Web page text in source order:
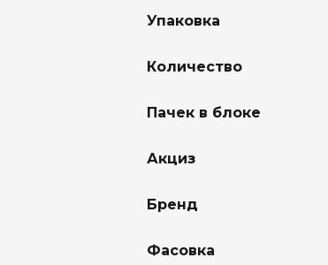
Упаковка
Количество
Пачек в блоке
Акциз
Бренд
Фасовка